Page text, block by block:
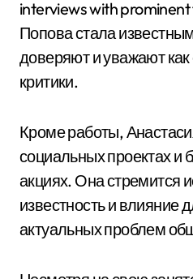
interviews with
Попова стала
доверяют и уважают как
критики.
Кроме работы,
социальных проектах и
акциях. Она стремится
известность и влияние
актуальных проблем